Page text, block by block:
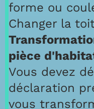
forme ou
Changer la
pièce
Vous devez
déclaration
vous